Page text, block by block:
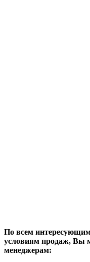
По всем интересующим
условиям продаж, Вы
менеджерам: